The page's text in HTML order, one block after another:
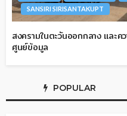
SANSIRI SIRISANTAKUPT
สงครามในตะวันออกกลาง และ
ศูนย์ข้อมูล
POPULAR